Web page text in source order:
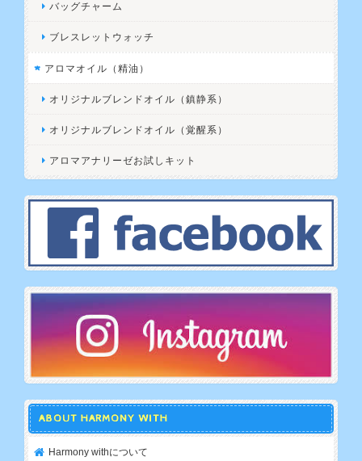
バッグチャーム
ブレスレットウォッチ
アロマオイル（精油）
オリジナルブレンドオイル（鎮静系）
オリジナルブレンドオイル（覚醒系）
アロマアナリーゼお試しキット
ABOUT HARMONY WITH
Harmony withについて